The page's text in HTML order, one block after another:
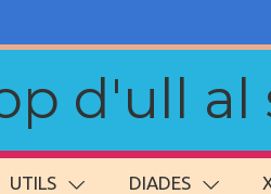
d'ull al
UTILS DIADES